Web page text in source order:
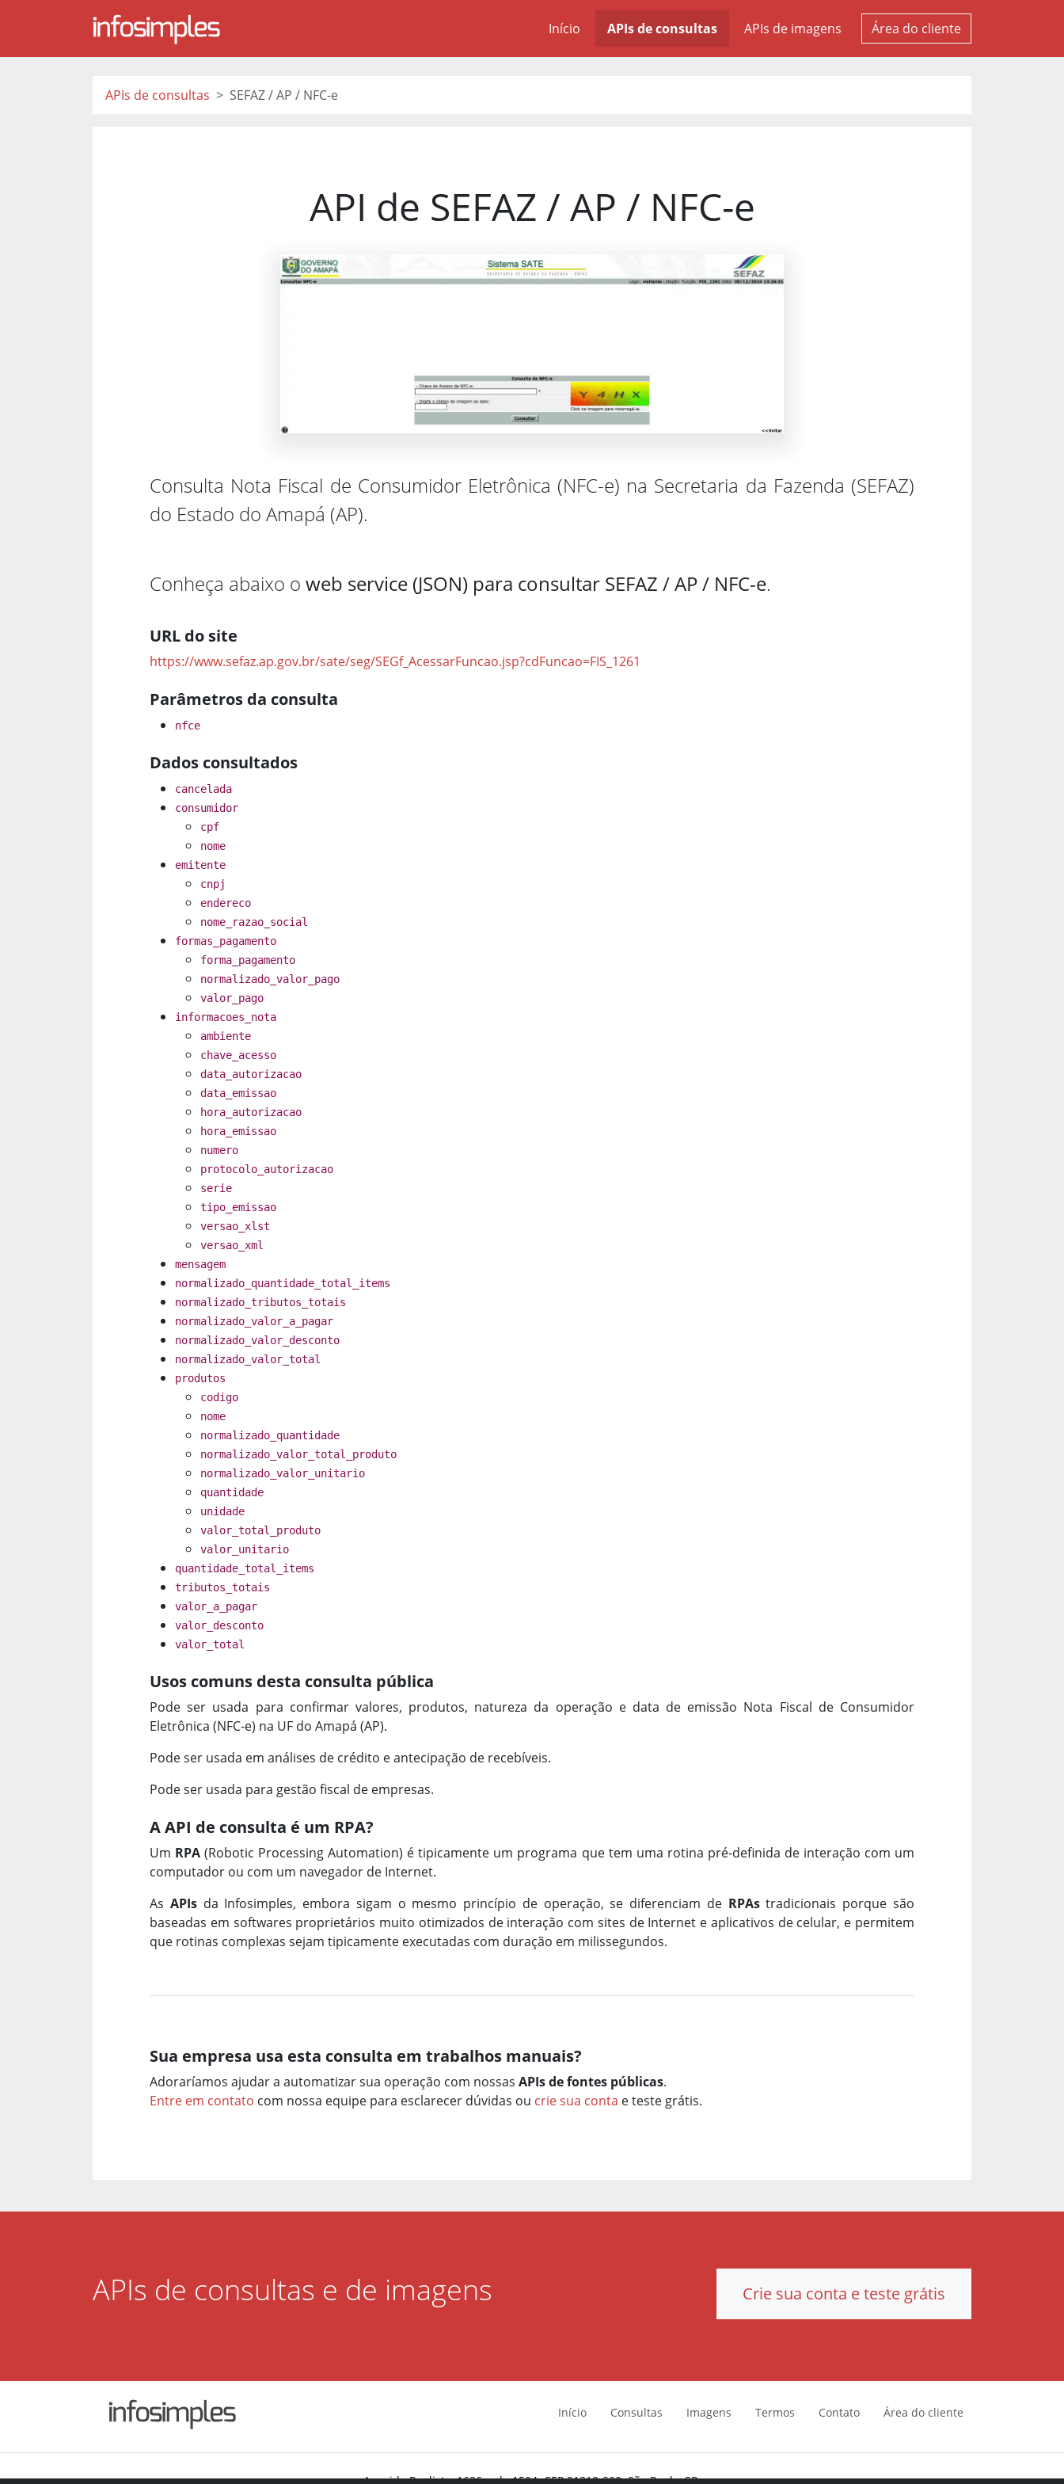
Início APIs de consultas APIs de imagens Área do cliente
APIs de consultas SEFAZ / AP / NFC-e
API de SEFAZ / AP / NFC-e
Consulta Nota Fiscal de Consumidor Eletrônica (NFC-e) na Secretaria da Fazenda (SEFAZ)
do Estado do Amapá (AP).
Conheça abaixo o web service (JSON) para consultar SEFAZ / AP / NFC-e.
URL do site
https://www.sefaz.ap.gov.br/sate/seg/SEGf_AcessarFuncao.jsp?cdFuncao=FIS_1261
Parâmetros da consulta
nfce
Dados consultados
cancelada
consumidor
cpf
nome
emitente
cnpj
endereco
nome_razao_social
formas_pagamento
forma_pagamento
normalizado_valor_pago
valor_pago
informacoes_nota
ambiente
chave_acesso
data_autorizacao
data_emissao
hora_autorizacao
hora_emissao
numero
protocolo_autorizacao
serie
tipo_emissao
versao_xlst
versao_xml
mensagem
normalizado_quantidade_total_items
normalizado_tributos_totais
normalizado_valor_a_pagar
normalizado_valor_desconto
normalizado_valor_total
produtos
codigo
nome
normalizado_quantidade
normalizado_valor_total_produto
normalizado_valor_unitario
quantidade
unidade
valor_total_produto
valor_unitario
quantidade_total_items
tributos_totais
valor_a_pagar
valor_desconto
valor_total
Usos comuns desta consulta pública
Pode ser usada para confirmar valores, produtos, natureza da operação e data de emissão Nota Fiscal de Consumidor
Eletrônica (NFC-e) na UF do Amapá (AP).
Pode ser usada em análises de crédito e antecipação de recebíveis.
Pode ser usada para gestão fiscal de empresas.
A API de consulta é um RPA?
Um RPA (Robotic Processing Automation) é tipicamente um programa que tem uma rotina pré-definida de interação com um
computador ou com um navegador de Internet.
As APIsda Infosimples, embora sigam o mesmo princípio de operação, se diferenciam de RPAstradicionais porque são
baseadas em softwares proprietários muito otimizados de interação com sites de Internet e aplicativos de celular, e permitem
que rotinas complexas sejam tipicamente executadas com duração em milissegundos.
Sua empresa usa esta consulta em trabalhos manuais?
Adoraríamos ajudar a automatizar sua operação com nossas APIs de fontes públicas.
Entre em contato com nossa equipe para esclarecer dúvidas ou crie sua conta e teste grátis.
APIs de consultas e de imagens Crie sua conta e teste grátis
Início Consultas Imagens Termos Contato Área do cliente
Avenida Paulista, 1636, sala 1504. CEP 01310-200. São Paulo, SP.